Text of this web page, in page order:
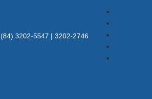
(84) 3202-5547 | 3202-2746